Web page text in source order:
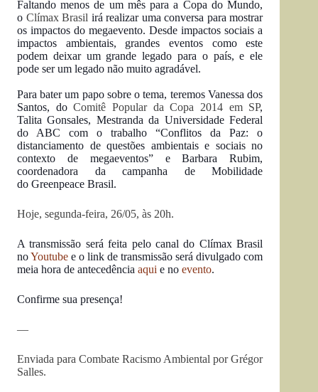
Faltando menos de um mês para a Copa do Mundo,
o Clímax Brasil irá realizar uma conversa para mostrar
os impactos do megaevento. Desde impactos sociais a
impactos ambientais, grandes eventos como este
podem deixar um grande legado para o país, e ele
pode ser um legado não muito agradável.
Para bater um papo sobre o tema, teremos Vanessa dos
Santos, doComitê Popular da Copa 2014 em SP,
Talita Gonsales, Mestranda da Universidade Federal
do ABC com o trabalho “Conflitos da Paz: o
distanciamento de questões ambientais e sociais no
contexto de megaeventos” e Barbara Rubim,
coordenadora da campanha de Mobilidade
do Greenpeace Brasil.
Hoje, segunda-feira, 26/05, às 20h.
A transmissão será feita pelo canal do Clímax Brasil
noYoutube e o link de transmissão será divulgado com
meia hora de antecedência aqui e no evento.
Confirme sua presença!
—
Enviada para Combate Racismo Ambiental por Grégor
Salles.